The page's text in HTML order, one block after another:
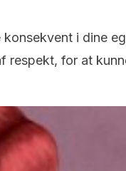
i dine
for at